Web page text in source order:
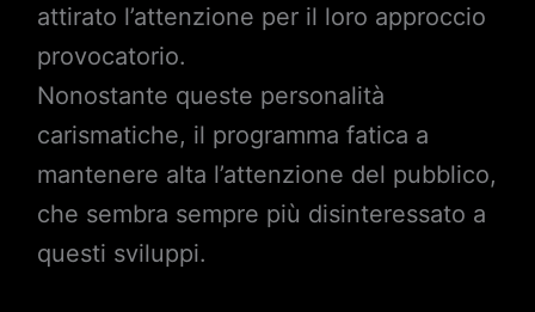
attirato l’attenzione per il loro approccio
provocatorio.
Nonostante queste personalità
carismatiche, il programma fatica a
mantenere alta l’attenzione del pubblico,
che sembra sempre più disinteressato a
questi sviluppi.